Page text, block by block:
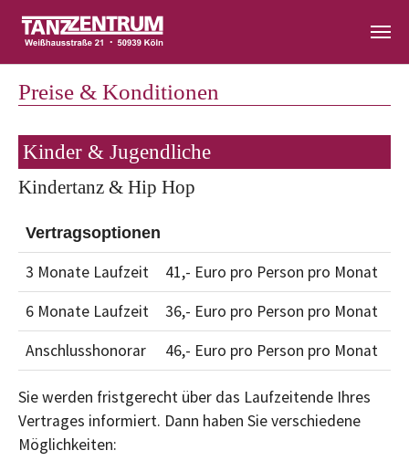
Preise & Konditionen
Kinder & Jugendliche
Kindertanz & Hip Hop
Vertragsoptionen
3 Monate Laufzeit
41,- Euro pro Person pro Monat
6 Monate Laufzeit
36,- Euro pro Person pro Monat
Anschlusshonorar
46,- Euro pro Person pro Monat
Sie werden fristgerecht über das Laufzeitende Ihres
Vertrages informiert. Dann haben Sie verschiedene
Möglichkeiten: